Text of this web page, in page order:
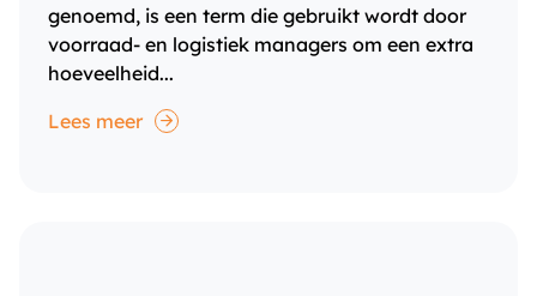
genoemd, is een term die gebruikt wordt door
voorraad- en logistiek managers om een extra
hoeveelheid...
Lees meer